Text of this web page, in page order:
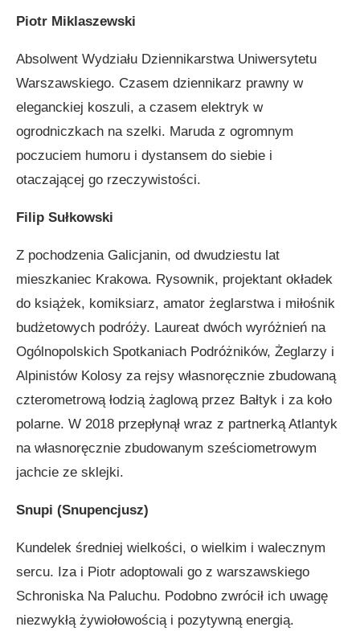
Piotr Miklaszewski
Absolwent Wydziału Dziennikarstwa Uniwersytetu
Warszawskiego. Czasem dziennikarz prawny w
eleganckiej koszuli, a czasem elektryk w
ogrodniczkach na szelki. Maruda z ogromnym
poczuciem humoru i dystansem do siebie i
otaczającej go rzeczywistości.
Filip Sułkowski
Z pochodzenia Galicjanin, od dwudziestu lat
mieszkaniec Krakowa. Rysownik, projektant okładek
do książek, komiksiarz, amator żeglarstwa i miłośnik
budżetowych podróży. Laureat dwóch wyróżnień na
Ogólnopolskich Spotkaniach Podróżników, Żeglarzy i
Alpinistów Kolosy za rejsy własnoręcznie zbudowaną
czterometrową łodzią żaglową przez Bałtyk i za koło
polarne. W 2018 przepłynął wraz z partnerką Atlantyk
na własnoręcznie zbudowanym sześciometrowym
jachcie ze sklejki.
Snupi (Snupencjusz)
Kundelek średniej wielkości, o wielkim i walecznym
sercu. Iza i Piotr adoptowali go z warszawskiego
Schroniska Na Paluchu. Podobno zwrócił ich uwagę
niezwykłą żywiołowością i pozytywną energią.